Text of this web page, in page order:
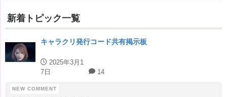
新着トピック一覧
キャラクリ発行コード共有掲示板
2025年3月1
7日
14